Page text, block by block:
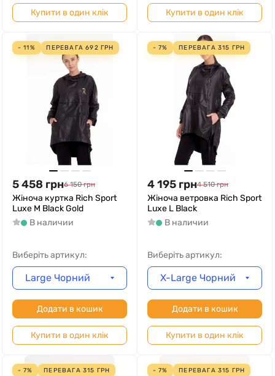
Купити в один клік Купити в один клік
- 11% ПЕРЕВАГА692 ГРН
5 458 грн6 150 грн
Жіноча куртка Rich Sport
Luxe M Black Gold
В наличии
Виберіть артикул:
Large Чорний
Додати в кошик
Купити в один клік
- 7% ПЕРЕВАГА315 ГРН
4 195 грн4 510 грн
Жіноча ветровка Rich Sport
Luxe L Black
В наличии
Виберіть артикул:
X-Large Чорний
Додати в кошик
Купити в один клік
- 7% ПЕРЕВАГА315 ГРН - 7% ПЕРЕВАГА315 ГРН